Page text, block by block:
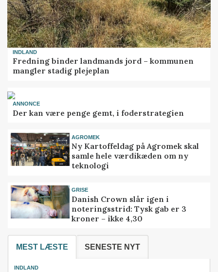
INDLAND
Fredning binder landmands jord – kommunen
mangler stadig plejeplan
ANNONCE
Der kan være penge gemt, i foderstrategien
AGROMEK
Ny Kartoffeldag på Agromek skal
samle hele værdikæden om ny
teknologi
GRISE
Danish Crown slår igen i
noteringsstrid: Tysk gab er 3
kroner – ikke 4,30
MEST LÆSTE SENESTE NYT
INDLAND